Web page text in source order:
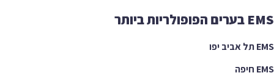
EMS בערים הפופולריות ביותר
EMS תל אביב יפו
EMS חיפה